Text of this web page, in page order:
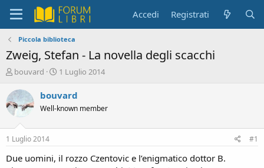
Accedi Registrati
Piccola biblioteca
Zweig, Stefan - La novella degli scacchi
C
e
a
t
e
D
bouvard
D
t
d
i
1 Luglio 2014
bouvard
Well-known member
1 Luglio 2014 #1
Due uomini, il rozzo Czentovic e l’enigmatico dottor B.